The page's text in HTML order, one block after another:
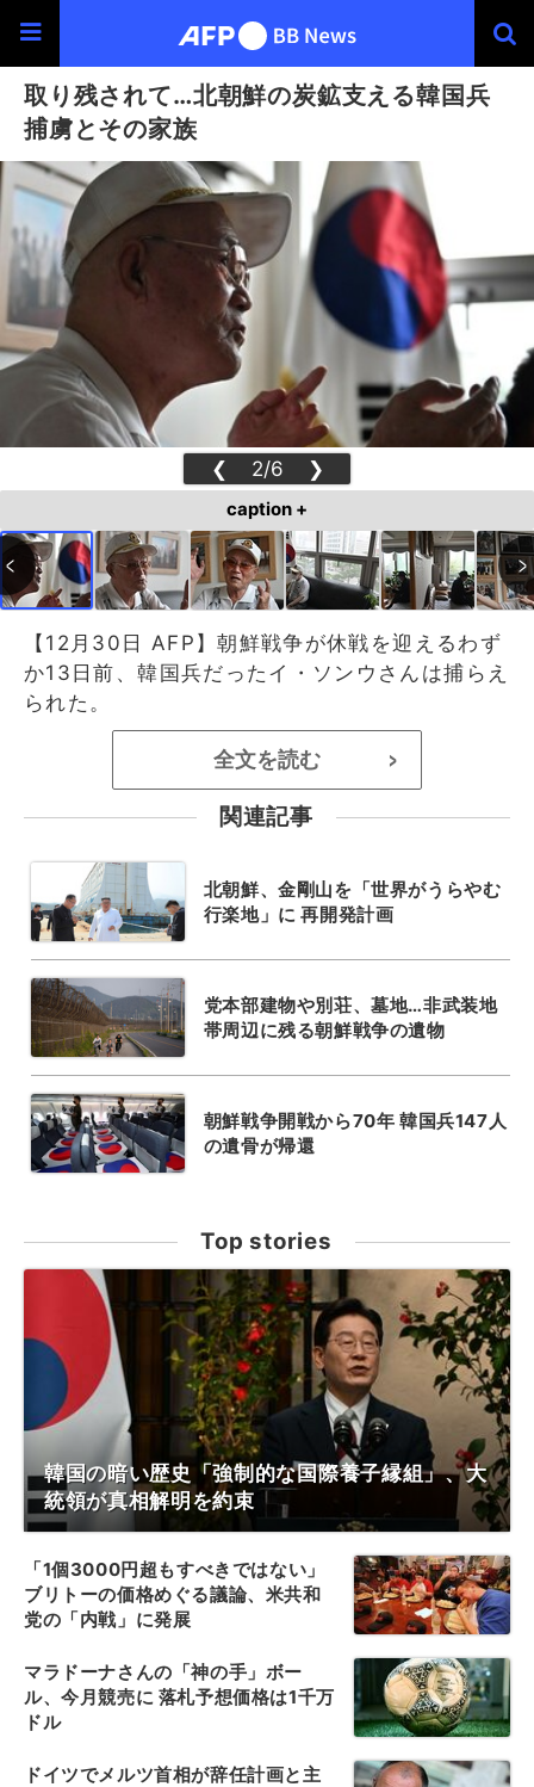
取り残されて…北朝鮮の炭鉱支える韓国兵
捕虜とその家族
❮ 2/6 ❯
caption +
【12月30日 AFP】朝鮮戦争が休戦を迎えるわず
か13日前、韓国兵だったイ・ソンウさんは捕らえ
られた。
全文を読む >
関連記事
北朝鮮、金剛山を「世界がうらやむ
行楽地」に 再開発計画
党本部建物や別荘、墓地…非武装地
帯周辺に残る朝鮮戦争の遺物
朝鮮戦争開戦から70年 韓国兵147人
の遺骨が帰還
Top stories
韓国の暗い歴史「強制的な国際養子縁組」、大
統領が真相解明を約束
「1個3000円超もすべきではない」
ブリトーの価格めぐる議論、米共和
党の「内戦」に発展
マラドーナさんの「神の手」ボー
ル、今月競売に 落札予想価格は1千万
ドル
ドイツでメルツ首相が辞任計画と主